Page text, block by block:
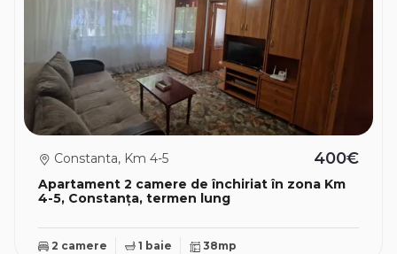
Apartament 2 camere de închiriat în zona Km
4-5, Constanța, termen lung
Constanta, Km 4-5 400€
2 camere 1 baie 38mp